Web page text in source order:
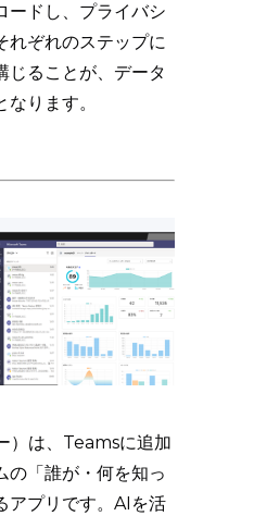
ードし、プライバシ
れぞれのステップに
じることが、データ
ります。
は、Teamsに追加
の「誰が・何を知っ
アプリです。AIを活